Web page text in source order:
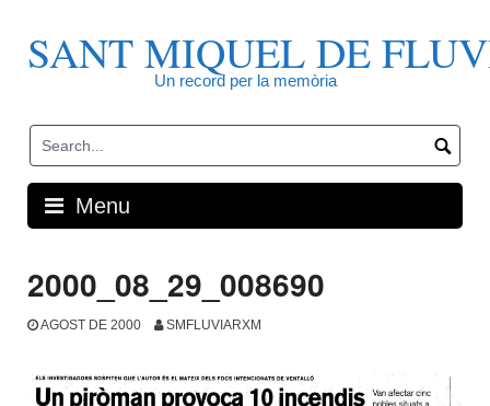
contentSANT MIQUEL DE
Un record per la memòria
Menu
2000_08_29_008690
AGOST DE 2000 SMFLUVIARXM